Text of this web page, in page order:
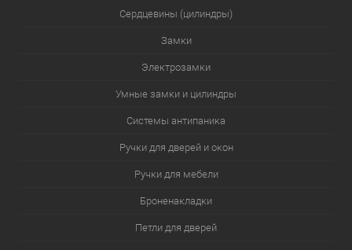
Сердцевины (цилиндры)
Замки
Электрозамки
Умные замки и цилиндры
Системы антипаника
Ручки для дверей и окон
Ручки для мебели
Броненакладки
Петли для дверей